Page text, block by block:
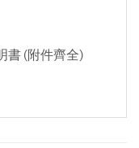
書 (附件齊全)